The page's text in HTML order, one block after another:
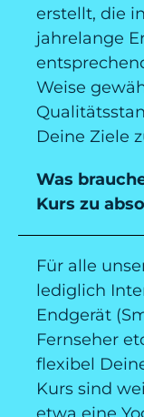
erstellt, die
jahrelange
Weise
Deine Ziele
Was
Kurs zu
Für alle
lediglich
Endgerät
Fernseher
flexibel
Kurs sind